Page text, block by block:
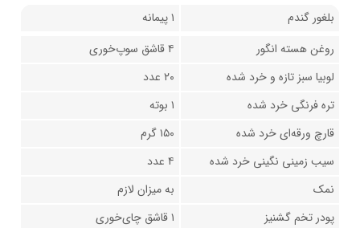
بلغور گندم
۱ پیمانه
روغن هسته انگور
۴ قاشق سوپ‌خوری
لوبیا سبز تازه و خرد شده
۲۰ عدد
تره فرنگی خرد شده
۱ بوته
قارچ ورقه‌ای خرد شده
۱۵۰ گرم
سیب زمینی نگینی خرد شده
۴ عدد
نمک
به میزان لازم
پودر تخم گشنیز
۱ قاشق چای‌خوری